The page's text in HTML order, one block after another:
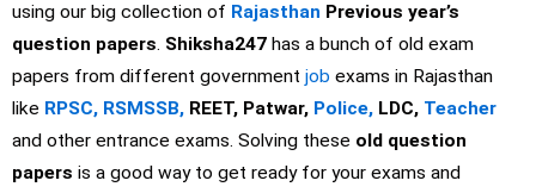
using our big collection of Rajasthan Previous year’s
question papers. Shiksha247 has a bunch of old exam
papers from different government job exams in Rajasthan
like RPSC, RSMSSB, REET, Patwar, Police, LDC, Teacher
and other entrance exams. Solving these old question
papers is a good way to get ready for your exams and